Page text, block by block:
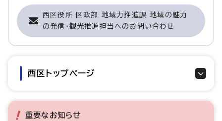
西区役所 区政部 地域力推進課 地域の魅力
の発信・観光推進担当へのお問い合わせ
西区トップページ
重要なお知らせ